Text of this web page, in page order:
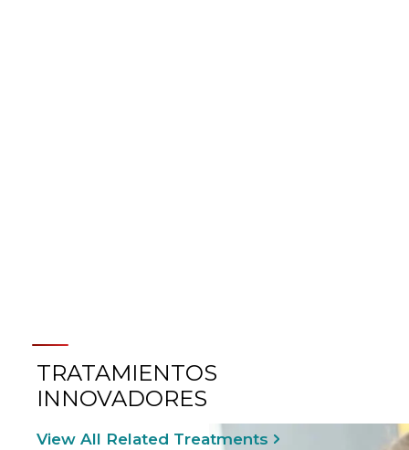
TRATAMIENTOS
INNOVADORES
View All Related Treatments